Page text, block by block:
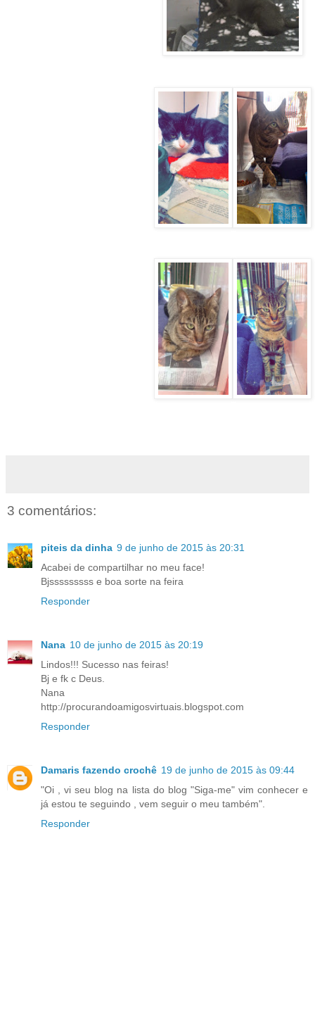
3 comentários:
piteis da dinha 9 de junho de 2015 às 20:31
Acabei de compartilhar no meu face!
Bjsssssssss e boa sorte na feira
Responder
Nana 10 de junho de 2015 às 20:19
Lindos!!! Sucesso nas feiras!
Bj e fk c Deus.
Nana
http://procurandoamigosvirtuais.blogspot.com
Responder
Damaris fazendo crochê 19 de junho de 2015 às 09:44
"Oi , vi seu blog na lista do blog "Siga-me" vim conhecer e
já estou te seguindo , vem seguir o meu também".
Responder